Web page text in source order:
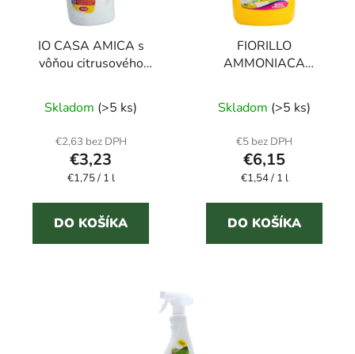
IO CASA AMICA s
vôňou citrusového
univerzálny čistič
hodnotenie
produktu
je
5,0
z
5
hviezdičiek.
Skladom (>5 ks)
€2,63 bez DPH
€3,23
Jednotková
€1,75 / 1 l
DO KOŠÍKA
FIORILLO
AMMONIACA
univerzálny čistiaci
prostriedok
Skladom (>5 ks)
€5 bez DPH
€6,15
Jednotková
€1,54 / 1 l
DO KOŠÍKA